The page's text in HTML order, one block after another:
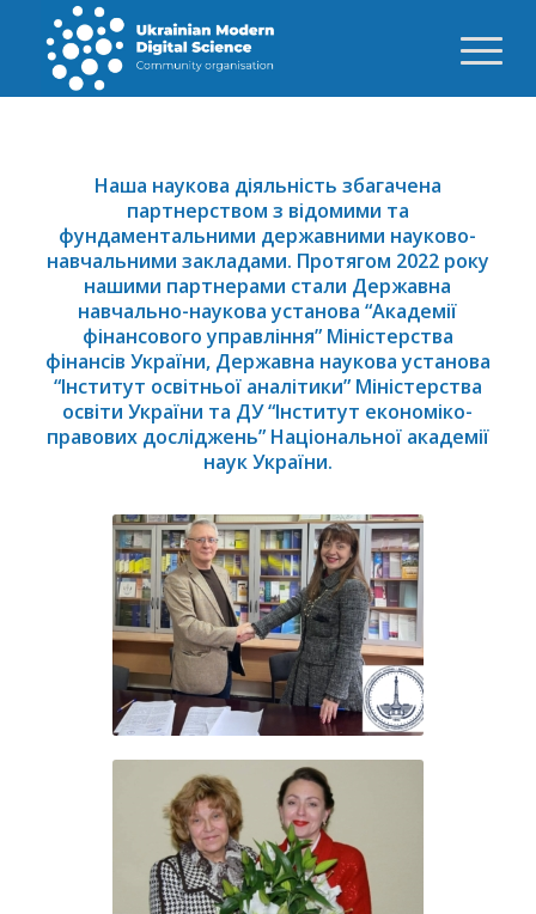
Наша наукова діяльність збагачена
партнерством з відомими та
фундаментальними державними науково-
навчальними закладами. Протягом 2022 року
нашими партнерами стали Державна
навчально-наукова установа “Академії
фінансового управління” Міністерства
фінансів України, Державна наукова установа
“Інститут освітньої аналітики” Міністерства
освіти України та ДУ “Інститут економіко-
правових досліджень” Національної академії
наук України.